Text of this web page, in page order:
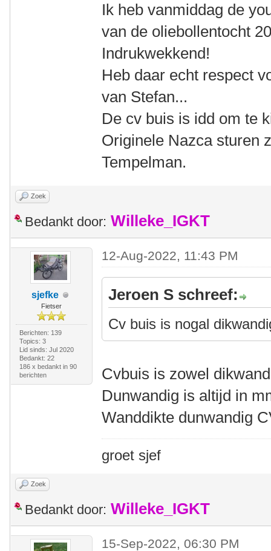
Ik heb vanmiddag de
van de oliebollentocht
Indrukwekkend!
Heb daar echt respect
van Stefan...
De cv buis is idd om te
Originele Nazca sturen
Tempelman.
Zoek
Bedankt door: Willeke_IGKT
sjefke
Fietser
Berichten: 139
Topics: 3
Lid sinds: Jul 2020
Bedankt: 22
186 x bedankt in 90
berichten
12-Aug-2022, 11:43 PM
Jeroen S schreef:
Cv buis is nogal
Cvbuis is zowel
Dunwandig is altijd in
Wanddikte dunwandig
groet sjef
Zoek
Bedankt door: Willeke_IGKT
15-Sep-2022, 06:30 PM